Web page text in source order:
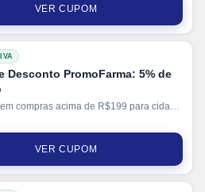
em pagamentos via PIX.
VER CUPOM
Desconto PromoFarma: 5% de
compras acima de R$199 para cidade
VER CUPOM